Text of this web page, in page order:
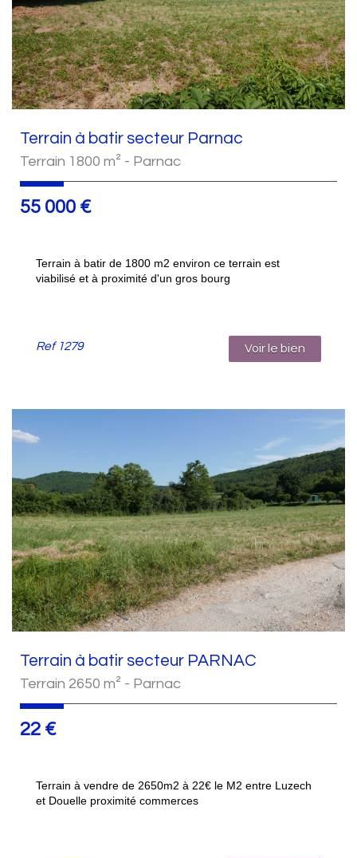
Terrain à batir secteur Parnac
Terrain 1800 m² - Parnac
55 000 €
Terrain à batir de 1800 m2 environ ce terrain est
viabilisé et à proximité d'un gros bourg
Ref1279 Voir le bien
Terrain à batir secteur PARNAC
Terrain 2650 m² - Parnac
22 €
Terrain à vendre de 2650m2 à 22€ le M2 entre Luzech
et Douelle proximité commerces